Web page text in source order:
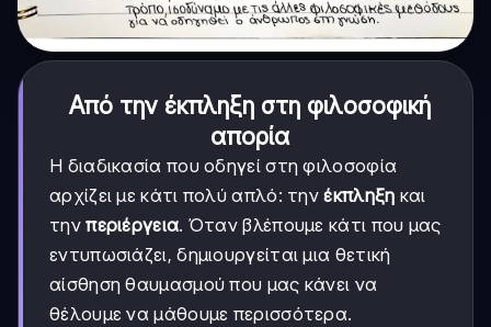
Από την έκπληξη στη φιλοσοφική
απορία
Η διαδικασία που οδηγεί στη φιλοσοφία
αρχίζει με κάτι πολύ απλό: τηνέκπληξη και
τηνπεριέργεια. Όταν βλέπουμε κάτι που μας
εντυπωσιάζει, δημιουργείται μια θετική
αίσθηση θαυμασμού που μας κάνει να
θέλουμε να μάθουμε περισσότερα.